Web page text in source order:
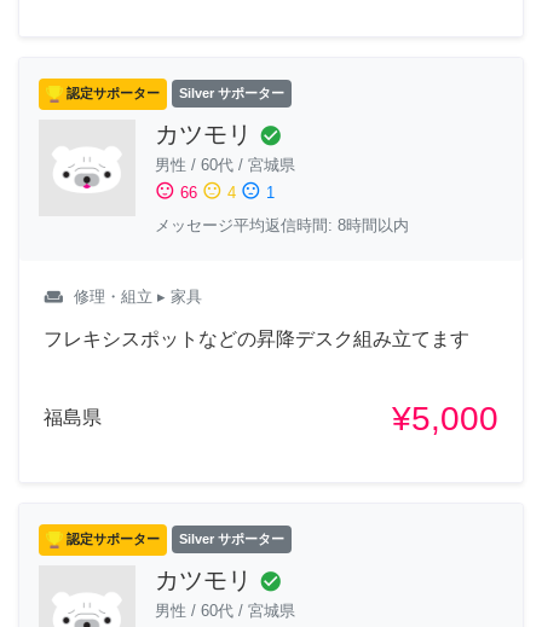
認定サポーター Silver サポーター
カツモリ check_circle
男性 / 60代 / 宮城県
sentiment_satisfied 66 sentiment_neutral 4 sentiment_dissatisfied 1
メッセージ平均返信時間: 8時間以内
weekend 修理・組立 ▸ 家具
フレキシスポットなどの昇降デスク組み立てます
福島県 ¥5,000
認定サポーター Silver サポーター
カツモリ check_circle
男性 / 60代 / 宮城県